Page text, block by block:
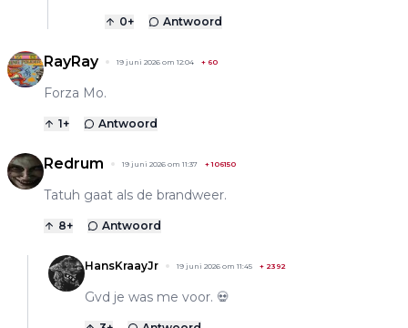
0+ Antwoord
RayRay 19 juni 2026 om 12:04 + 60
Forza Mo.
1+ Antwoord
Redrum 19 juni 2026 om 11:37 +106150
Tatuh gaat als de brandweer.
8+ Antwoord
HansKraayJr 19 juni 2026 om 11:45 + 2392
Gvd je was me voor. 💀